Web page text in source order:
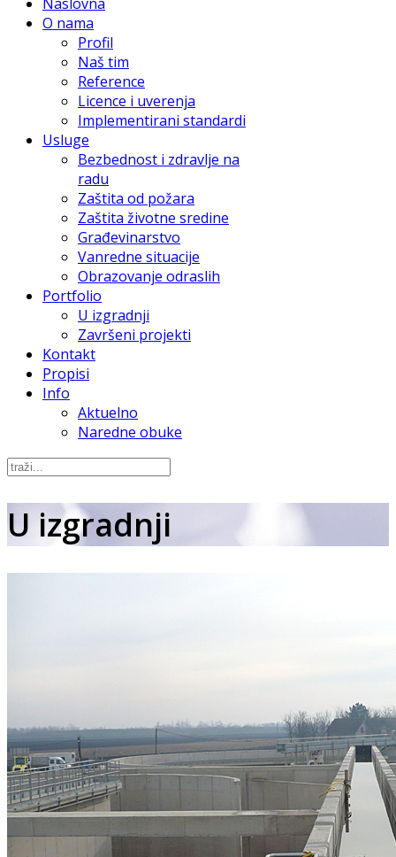
O nama
Profil
Naš tim
Reference
Licence i uverenja
Implementirani standardi
Usluge
Bezbednost i zdravlje na
radu
Zaštita od požara
Zaštita životne sredine
Građevinarstvo
Vanredne situacije
Obrazovanje odraslih
Portfolio
U izgradnji
Završeni projekti
Kontakt
Propisi
Info
Aktuelno
Naredne obuke
U izgradnji